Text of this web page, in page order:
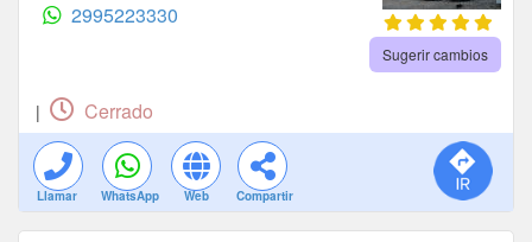
2995223330
Sugerir cambios
| Cerrado
Llamar WhatsApp Web Compartir